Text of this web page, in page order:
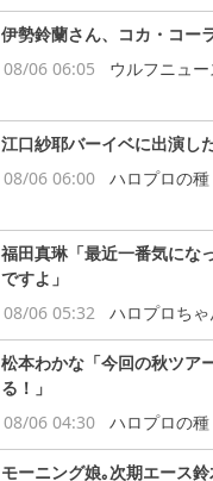
伊勢鈴蘭さん、コカ・コー
08/06 06:05
ウルフニュー
江口紗耶バーイベに出演し
08/06 06:00
ハロプロの種
福田真琳「最近一番気にな
ですよ」
08/06 05:32
ハロプロち
松本わかな「今回の秋ツア
る！」
08/06 04:30
ハロプロの種
モーニング娘｡次期エース